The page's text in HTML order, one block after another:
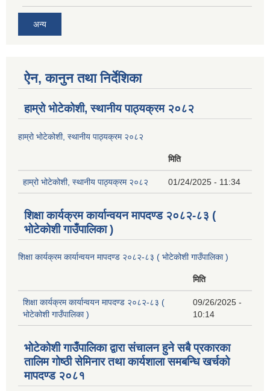
अन्य
ऐन, कानुन तथा निर्देशिका
हाम्रो भोटेकोशी, स्थानीय पाठ्यक्रम २०८२
हाम्रो भोटेकोशी, स्थानीय पाठ्यक्रम २०८२
मिति
हाम्रो भोटेकोशी, स्थानीय पाठ्यक्रम २०८२ 01/24/2025 - 11:34
शिक्षा कार्यक्रम कार्यान्वयन मापदण्ड २०८२-८३ (
भोटेकोशी गाउँपालिका )
शिक्षा कार्यक्रम कार्यान्वयन मापदण्ड २०८२-८३ ( भोटेकोशी गाउँपालिका )
मिति
शिक्षा कार्यक्रम कार्यान्वयन मापदण्ड २०८२-८३ (
भोटेकोशी गाउँपालिका )
09/26/2025 -
10:14
भोटेकोशी गाउँपालिका द्वारा संचालन हुने सबै प्रकारका
तालिम गोष्ठी सेमिनार तथा कार्यशाला समबन्धि खर्चको
मापदण्ड २०८१